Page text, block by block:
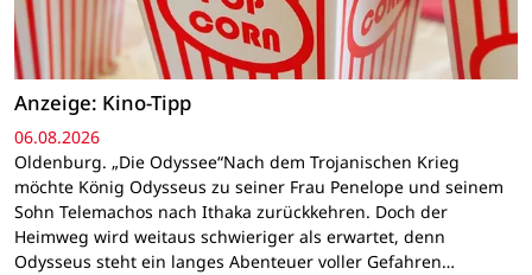
Anzeige: Kino-Tipp
06.08.2026
Oldenburg. „Die Odyssee“Nach dem Trojanischen Krieg
möchte König Odysseus zu seiner Frau Penelope und seinem
Sohn Telemachos nach Ithaka zurückkehren. Doch der
Heimweg wird weitaus schwieriger als erwartet, denn
Odysseus steht ein langes Abenteuer voller Gefahren…